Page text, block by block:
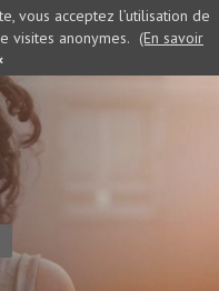
vous acceptez l’utilisation de
visites anonymes. (En savoir